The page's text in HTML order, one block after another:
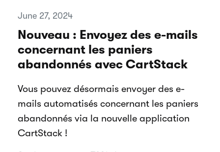
June 27, 2024
Nouveau : Envoyez des e-mails
concernant les paniers
abandonnés avec CartStack
Vous pouvez désormais envoyer des e-
mails automatisés concernant les paniers
abandonnés via la nouvelle application
CartStack !